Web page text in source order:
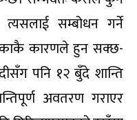
त्यसलाई सम्बोधन गर्ने
कारणले हुन सक्छ-
पनि १२ बुँदे शान्ति
अवतरण गराएर